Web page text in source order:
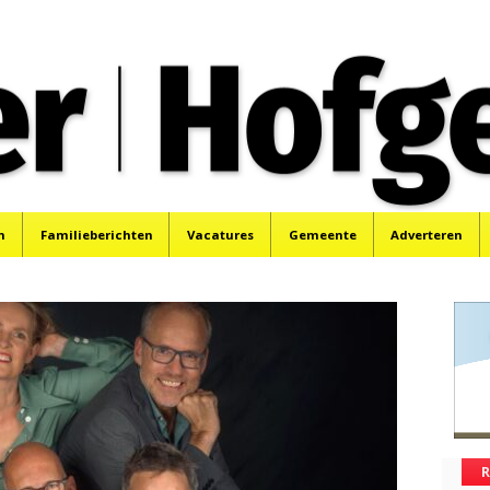
Familieberichten Vacatures Gemeente Adverteren